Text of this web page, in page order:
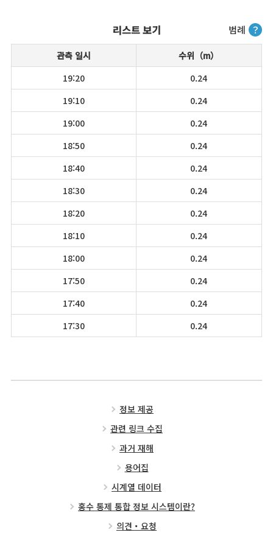
범례 ？
리스트 보기
관측 일시
수위（m）
19:20
0.24
19:10
0.24
19:00
0.24
18:50
0.24
18:40
0.24
18:30
0.24
18:20
0.24
18:10
0.24
18:00
0.24
17:50
0.24
17:40
0.24
17:30
0.24
정보 제공
관련 링크 수집
과거 재해
용어집
시계열 데이터
홍수 통제 통합 정보 시스템이란?
의견・요청